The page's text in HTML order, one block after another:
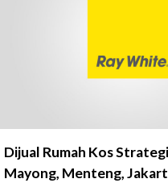
Dijual Rumah Kos
Mayong, Menteng,